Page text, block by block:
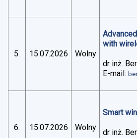
5. 15.07.2026 Wolny
with
dr inż.
E-mail:
6. 15.07.2026 Wolny
Smart
dr inż.